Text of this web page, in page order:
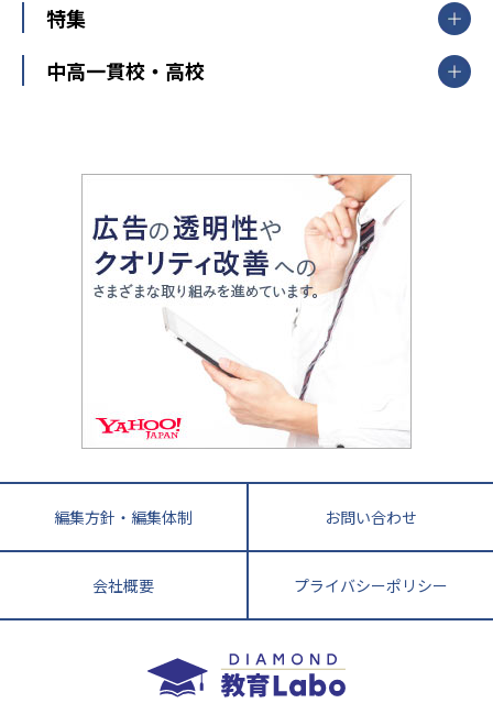
新潟県
中部
愛知県
静岡県
長野県
大阪府
兵庫県 京都府 奈良県
和歌山県
鳥取県
島根県 岡山県 広島県
香川県
高知県
長崎県 熊本県
鹿児島県 沖縄県
個別教室のトライ
武田塾
中学受験
大学受験
教育全般
大学受験塾の選び方
中学受験に熱心な市区町村ランキング
小学校受験
家庭教師
特集
開成番長直伝！子どもの受験を成功させる方法
運動と遊びを考える
情報Ⅰ、数学が苦手な人注目！最短距離の学力
アップ法
悩み多き「大学受験」相談室
英語・英会話・英検対策
小学校教師が解説！中学受験のリアル
教育ジャーナリストが徹底解説！ 大学受験の羅
中高一貫校・高校
大学入試改革
ママテクエグザム
進化する中高一貫校・高校
編集方針・編集体制 お問い合わせ
会社概要 プライバシーポリシー